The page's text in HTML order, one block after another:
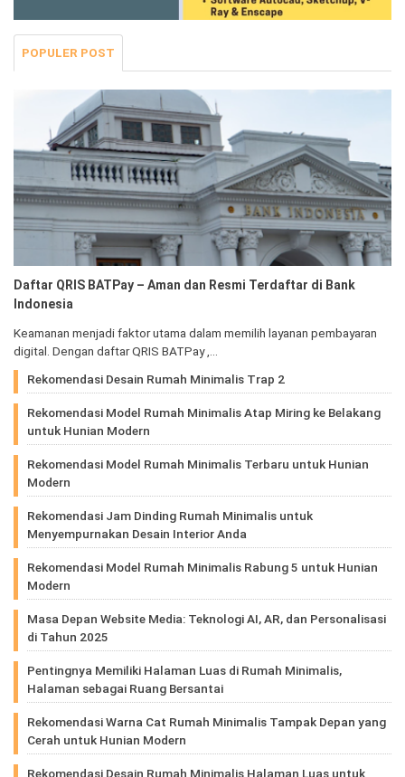
POPULER POST
Daftar QRIS BATPay – Aman dan Resmi Terdaftar di Bank
Indonesia
Keamanan menjadi faktor utama dalam memilih layanan pembayaran
digital. Dengan daftar QRIS BATPay ,…
Rekomendasi Desain Rumah Minimalis Trap 2
Rekomendasi Model Rumah Minimalis Atap Miring ke Belakang
untuk Hunian Modern
Rekomendasi Model Rumah Minimalis Terbaru untuk Hunian
Modern
Rekomendasi Jam Dinding Rumah Minimalis untuk
Menyempurnakan Desain Interior Anda
Rekomendasi Model Rumah Minimalis Rabung 5 untuk Hunian
Modern
Masa Depan Website Media: Teknologi AI, AR, dan Personalisasi
di Tahun 2025
Pentingnya Memiliki Halaman Luas di Rumah Minimalis,
Halaman sebagai Ruang Bersantai
Rekomendasi Warna Cat Rumah Minimalis Tampak Depan yang
Cerah untuk Hunian Modern
Rekomendasi Desain Rumah Minimalis Halaman Luas untuk